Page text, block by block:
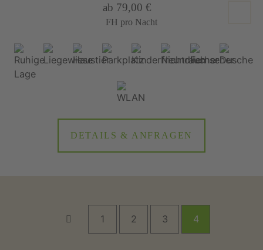
ab 79,00 €
FH pro Nacht
DETAILS & ANFRAGEN
1 2 3 4